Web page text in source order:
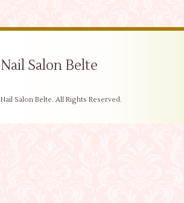
Nail Salon Belte
Nail Salon Belte. All Rights Reserved.